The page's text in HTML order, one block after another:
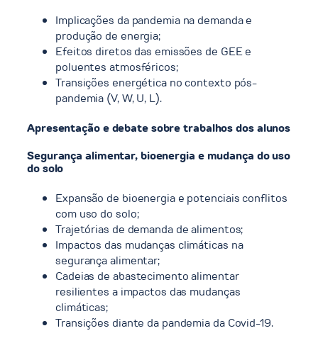
Implicações da pandemia na demanda e
produção de energia;
Efeitos diretos das emissões de GEE e
poluentes atmosféricos;
Transições energética no contexto pós-
pandemia (V, W, U, L).
Apresentação e debate sobre trabalhos dos alunos
Segurança alimentar, bioenergia e mudança do uso
do solo
Expansão de bioenergia e potenciais conflitos
com uso do solo;
Trajetórias de demanda de alimentos;
Impactos das mudanças climáticas na
segurança alimentar;
Cadeias de abastecimento alimentar
resilientes a impactos das mudanças
climáticas;
Transições diante da pandemia da Covid-19.